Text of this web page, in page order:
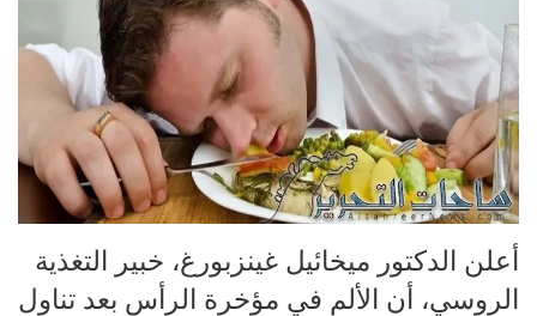
أعلن الدكتور ميخائيل غينزبورغ، خبير التغذية
الروسي، أن الألم في مؤخرة الرأس بعد تناول